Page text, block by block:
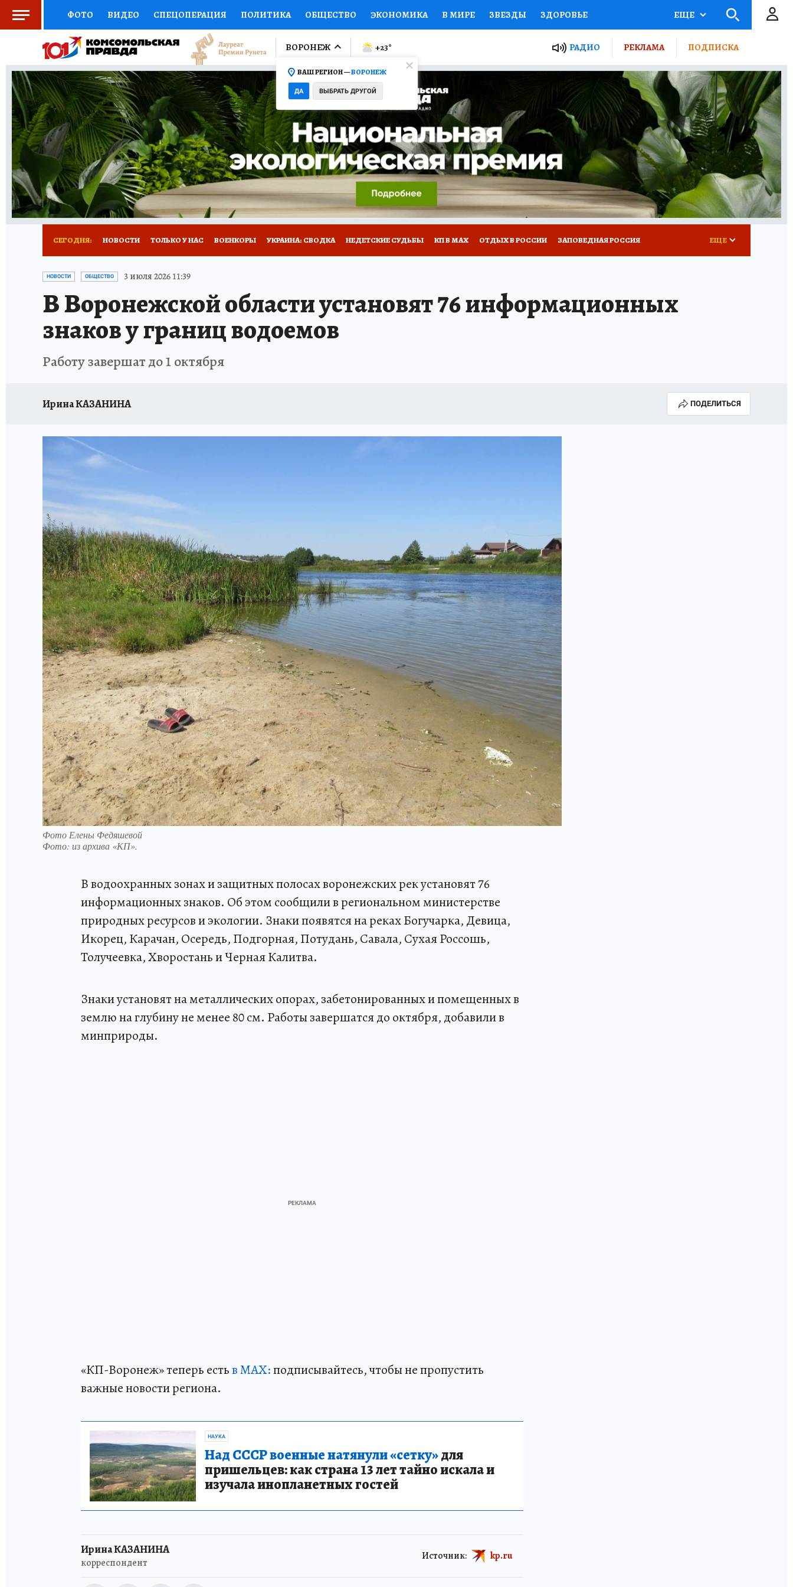
ФОТО ВИДЕО СПЕЦОПЕРАЦИЯ ПОЛИТИКА ОБЩЕСТВО ЭКОНОМИКА В МИРЕ ЗВЕЗДЫ ЗДОРОВЬЕ
СОЦПОДДЕРЖКА НАУКА СПОРТ КОЛУМНИСТЫ ПРОИСШЕСТВИЯ НАЦИОНАЛЬНЫЕ ПРОЕКТЫ РОССИИ
ВЫБОР ЭКСПЕРТОВ ДОКТОР ФИНАНСЫ ОТКРЫВАЕМ МИР Я ЗНАЮ СЕМЬЯ ЖЕНСКИЕ СЕКРЕТЫ ПУТЕВОДИТЕЛЬ
КНИЖНАЯ ПОЛКА ПРОГНОЗЫ НА СПОРТ ПРОМОКОДЫ СЕРИАЛЫ СПЕЦПРОЕКТЫ ДЕФИЦИТ ЖЕЛЕЗА ТУРИЗМ
ПРЕСС-ЦЕНТР НЕДВИЖИМОСТЬ ТЕЛЕВИЗОР КОЛЛЕКЦИИ КОНКУРСЫ РАБОТА У НАС ГИД ПОТРЕБИТЕЛЯ ВСЕ О КП
РАДИО КП РЕКЛАМА ТЕСТЫ НОВОЕ НА САЙТЕ
ЕЩЕ
ВОРОНЕЖ
ВАШ РЕГИОН —ВОРОНЕЖ
ДА ВЫБРАТЬ ДРУГОЙ
+23° РАДИО РЕКЛАМА ПОДПИСКА
СЕГОДНЯ: НОВОСТИ ТОЛЬКО У НАС ВОЕНКОРЫ УКРАИНА: СВОДКА НЕДЕТСКИЕ СУДЬБЫ КП В МАХ ОТДЫХ В РОССИИ ЗАПОВЕДНАЯ РОССИЯ
ПРОИСШЕСТВИЯ АФИША
ЕЩЕ
НОВОСТИ ОБЩЕСТВО 3 июля 2026 11:39
В Воронежской области установят 76 информационных
знаков у границ водоемов
Работу завершат до 1 октября
Ирина КАЗАНИНА ПОДЕЛИТЬСЯ
Фото Елены Федяшевой
Фото: из архива «КП».
В водоохранных зонах и защитных полосах воронежских рек установят 76
информационных знаков. Об этом сообщили в региональном министерстве
природных ресурсов и экологии. Знаки появятся на реках Богучарка, Девица,
Икорец, Карачан, Осередь, Подгорная, Потудань, Савала, Сухая Россошь,
Толучеевка, Хворостань и Черная Калитва.
Знаки установят на металлических опорах, забетонированных и помещенных в
землю на глубину не менее 80 см. Работы завершатся до октября, добавили в
минприроды.
«КП-Воронеж» теперь естьв МАХ:подписывайтесь, чтобы не пропустить
важные новости региона.
НАУКА
Над СССР военные натянули «сетку»для
пришельцев: как страна 13 лет тайно искала и
изучала инопланетных гостей
Ирина КАЗАНИНА
корреспондент
Источник: kp.ru